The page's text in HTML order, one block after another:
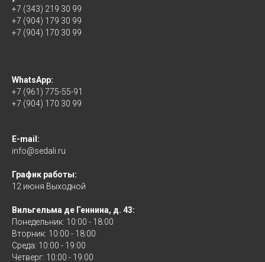
+7 (343) 219 30 99
+7 (904) 179 30 99
+7 (904) 170 30 99
WhatsApp:
+7 (961) 775-55-91
+7 (904) 170 30 99
E-mail:
info@sedali.ru
График работы:
12 июня Выходной
Вильгельма де Геннина, д. 43:
Понедельник: 10:00 - 18:00
Вторник: 10:00 - 18:00
Среда: 10:00 - 19:00
Четверг: 10:00 - 19:00